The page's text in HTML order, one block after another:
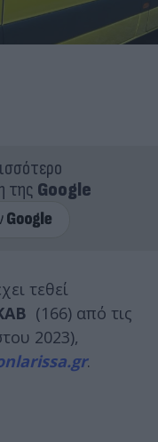
της Google
τεθεί
(166) από τις
2023),
.